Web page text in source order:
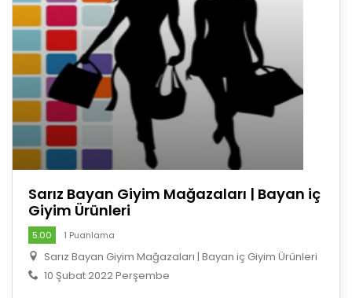
Sarız Bayan Giyim Mağazaları | Bayan iç
Giyim Ürünleri
5.00 1 Puanlama
Sarız Bayan Giyim Mağazaları | Bayan iç Giyim Ürünleri
10 Şubat 2022 Perşembe